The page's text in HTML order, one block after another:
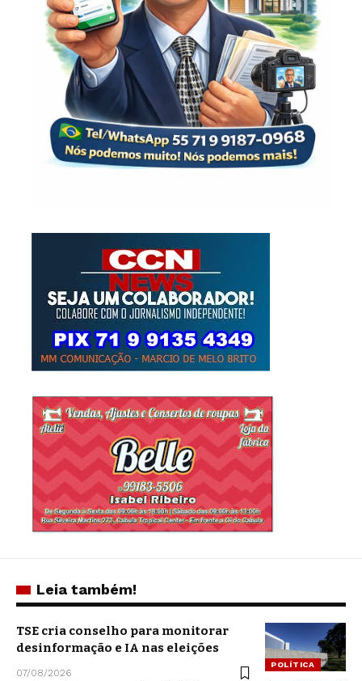
Leia também!
POLÍTICA
TSE cria conselho para monitorar
desinformação e IA nas eleições
07/08/2026